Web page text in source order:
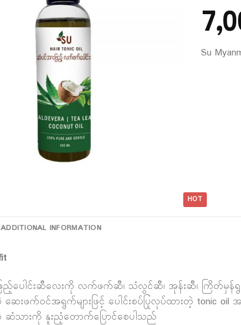
HOT
Su
ADDITIONAL INFORMATION
ြည့်ပေါင်းဆီလေးကို လက်ဖက်ဆီ၊ သံလွင်ဆီ၊ အုန်းဆီ၊ ကြိတ်မှ
ေးဖက်ဝင်အရွက်များဖြင့် ပေါင်းစပ်ပြုလုပ်ထားတဲ့ tonic oil
သားကို နူးညံ့တောက်ပြောင်စေပါသည်